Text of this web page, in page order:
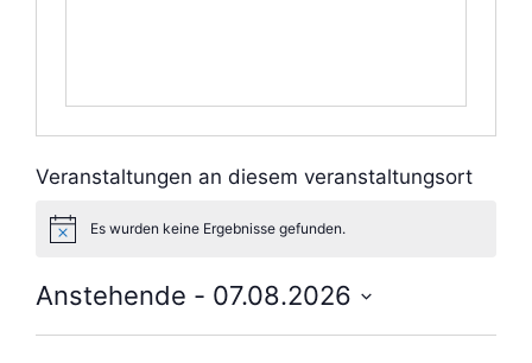
Veranstaltungen an diesem veranstaltungsort
H
w
i
Es wurden keine Ergebnisse gefunden.
Anstehende - 07.08.2026